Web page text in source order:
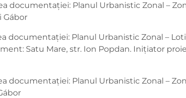
documentației: Planul Urbanistic Zonal –
Gábor
documentației: Planul Urbanistic Zonal –
Satu Mare, str. Ion Popdan. Inițiator
documentației: Planul Urbanistic Zonal –